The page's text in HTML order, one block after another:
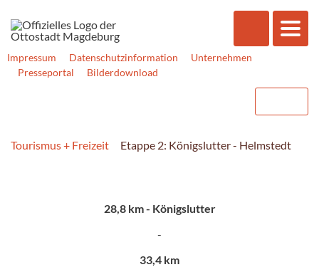
Impressum Datenschutzinformation
Unternehmen
Presseportal
Bilderdownload
Tourismus + Freizeit Etappe 2: Königslutter - Helmstedt
28,8 km - Königslutter
-
33,4 km